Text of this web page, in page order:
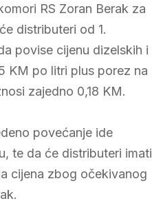
RS Zoran Berak za
distributeri od 1.
povise cijenu dizelskih i
KM po litri plus porez na
zajedno 0,18 KM.
povećanje ide
te da će distributeri imati
cijena zbog očekivanog